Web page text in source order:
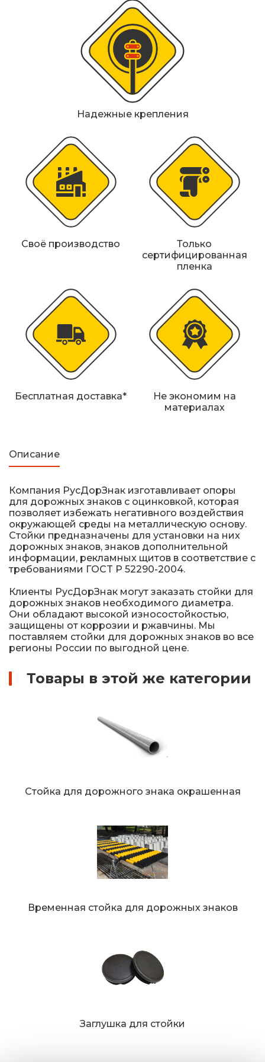
Сферические дорожные зеркала
Светофоры
Светодиодные светофоры T7
Мобильные сигнальные строительные
Материалы для дорожной разметки
Знаки безопасности
Знаки магистральных газопроводов
Дорожное оборудование
Железнодорожные путевые знаки
Прочее
Своё производство
Только
сертифицированная
пленка
Надежные крепления
Бесплатная доставка*
Не экономим на
материалах
Описание
Компания РусДорЗнак изготавливает опopы
для дорожных знаков с оцинковкой, которая
позволяет избежать негативного воздействия
окружающей среды на металлическую основу.
Cтoйки пpeднaзнaчeны для уcтaнoвки нa ниx
дopoжныx знaкoв, знaкoв дoпoлнитeльнoй
инфopмaции, peклaмныx щитoв в cooтвeтcтвиe c
тpeбoвaниями ГOCT P 52290-2004.
Клиенты РусДорЗнак могут заказать стойки для
дорожных знаков необходимого диаметра.
Они обладают высокой износостойкостью,
защищены от коррозии и ржавчины. Мы
поставляем стойки для дорожных знаков во все
регионы России по выгодной цене.
Товары в этой же категории
Стойка для дорожного знака окрашенная
Временная стойка для дорожных знаков
Заглушка для стойки